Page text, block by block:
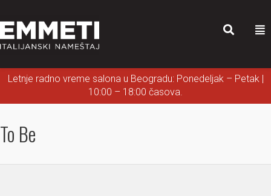
Letnje radno vreme salona u Beogradu: Ponedeljak – Petak |
10:00 – 18:00 časova.
To Be